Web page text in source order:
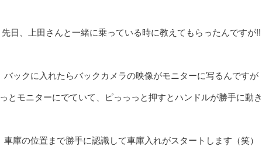
先日、上田さんと一緒に乗っている時に教えてもらったんですが!!
バックに入れたらバックカメラの映像がモニターに写るんですが
とモニターにでていて、ピっっっと押すとハンドルが勝手に動
車庫の位置まで勝手に認識して車庫入れがスタートします（笑）